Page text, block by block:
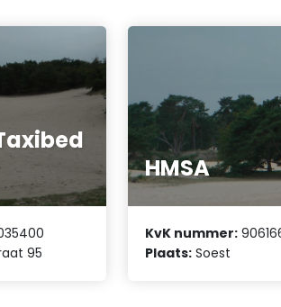
95
HMSA
KvK nummer:
Plaats: Soest